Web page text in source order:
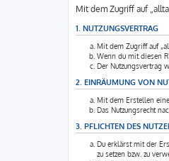
Mit dem Zugriff auf
1. NUTZUNGSVERTRAG
Mit dem Zugriff auf
Wenn du mit diesen
Der Nutzungsvertrag
2. EINRÄUMUNG VON
Mit dem Erstellen
Das Nutzungsrecht
3. PFLICHTEN DES
Du erklärst mit der
zu setzen bzw. zu